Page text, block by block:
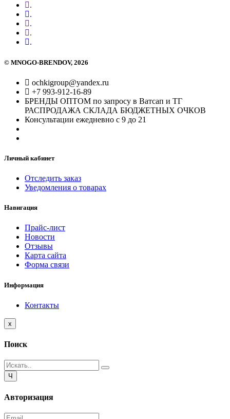
.
.
.
.
.
© MNOGO-BRENDOV, 2026
ochkigroup@yandex.ru
+7 993-912-16-89
БРЕНДЫ ОПТОМ по запросу в Ватсап и ТГ
РАСПРОДАЖА СКЛАДА БЮДЖЕТНЫХ ОЧКОВ
Консультации ежедневно с 9 до 21
Личный кабинет
Отследить заказ
Уведомления о товарах
Навигация
Прайс-лист
Новости
Отзывы
Карта сайта
Форма связи
Информация
Контакты
x
Поиск
Ч
Авторизация